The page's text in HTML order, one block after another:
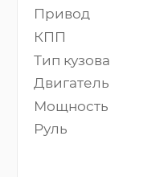
Привод
КПП
Тип кузова
Двигатель
Мощность
Руль